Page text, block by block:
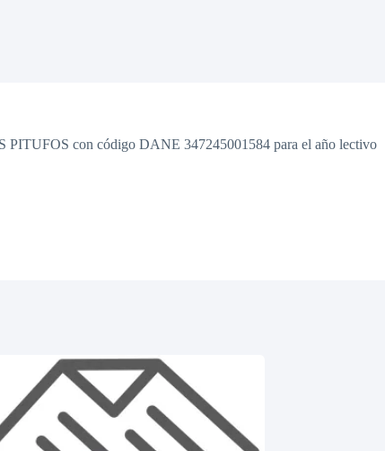
PITUFOS con código DANE 347245001584 para el año lectivo